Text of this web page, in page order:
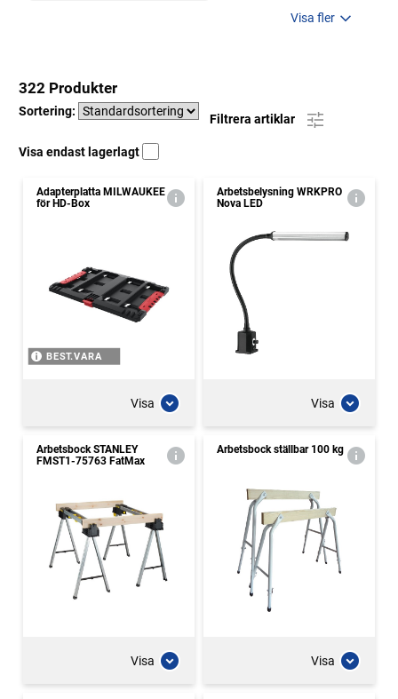
Visa fler
322 Produkter
Sortering:
Filtrera artiklar
Visa endast lagerlagt
Adapterplatta MILWAUKEE
för HD-Box
BEST.VARA
Visa
Arbetsbelysning WRKPRO
Nova LED
Visa
Arbetsbock STANLEY
FMST1-75763 FatMax
Visa
Arbetsbock ställbar 100 kg
Visa